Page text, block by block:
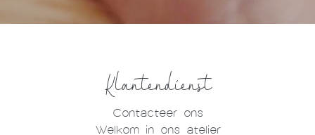
Klantendienst
Contacteer ons
Welkom in ons atelier